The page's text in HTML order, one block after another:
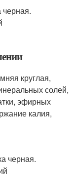
круглая,
солей,
эфирных
калия,